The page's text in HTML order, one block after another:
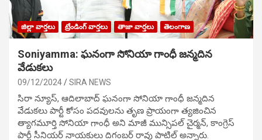
జిల్లా వార్తలు ట్రేండింగ్ వార్తలు తాజా వార్తలు తెలంగాణ
Soniyamma: ఘ‌నంగా సోనియా గాంధీ జ‌న్మ‌దిన
వేడుక‌లు
09/12/2024 SIRA NEWS
సిరా న్యూస్, ఆదిలాబాద్ ఘ‌నంగా సోనియా గాంధీ జ‌న్మ‌దిన
వేడుక‌లు పార్టీ కోసం ప‌ద‌వుల‌ను తృణ ప్రాయంగా త్య‌జించిన
త్యాగమూర్తి సోనియా గాంధీ అని మాజీ మున్సిప‌ల్ చైర్మ‌న్, కాంగ్రెస్
పార్టీ సీనియ‌ర్ నాయ‌కులు దిగంబ‌ర్ రావు పాటిల్ అన్నారు.